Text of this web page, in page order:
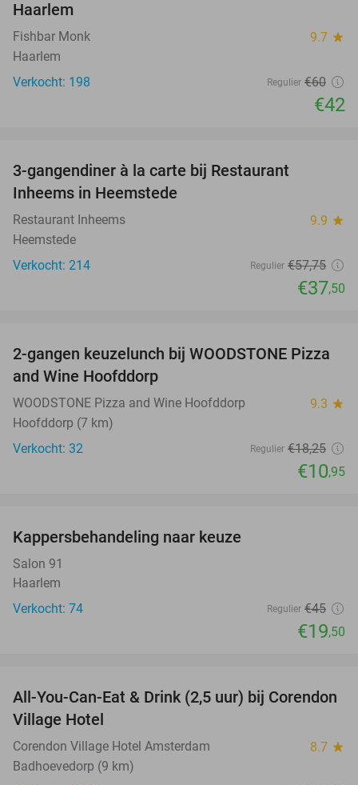
Haarlem
Fishbar Monk 9.7 star
Haarlem
Verkocht: 198
Regulier €60
€42
3-gangendiner à la carte bij Restaurant
Inheems in Heemstede
Restaurant Inheems 9.9 star
Heemstede
Verkocht: 214
Regulier €57,75
€37,50
40%
2-gangen keuzelunch bij WOODSTONE Pizza
and Wine Hoofddorp
WOODSTONE Pizza and Wine Hoofddorp 9.3 star
Hoofddorp (7 km)
Verkocht: 32
Regulier €18,25
€10,95
Kappersbehandeling naar keuze
Salon 91
Haarlem
Verkocht: 74
Regulier €45
€19,50
37%
All-You-Can-Eat & Drink (2,5 uur) bij Corendon
Village Hotel
Corendon Village Hotel Amsterdam 8.7 star
Badhoevedorp (9 km)